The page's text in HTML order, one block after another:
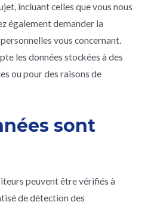
incluant celles que vous nous
également demander la
vous concernant.
les données stockées à des
ou pour des raisons de
sont
peuvent être vérifiés à
de détection des